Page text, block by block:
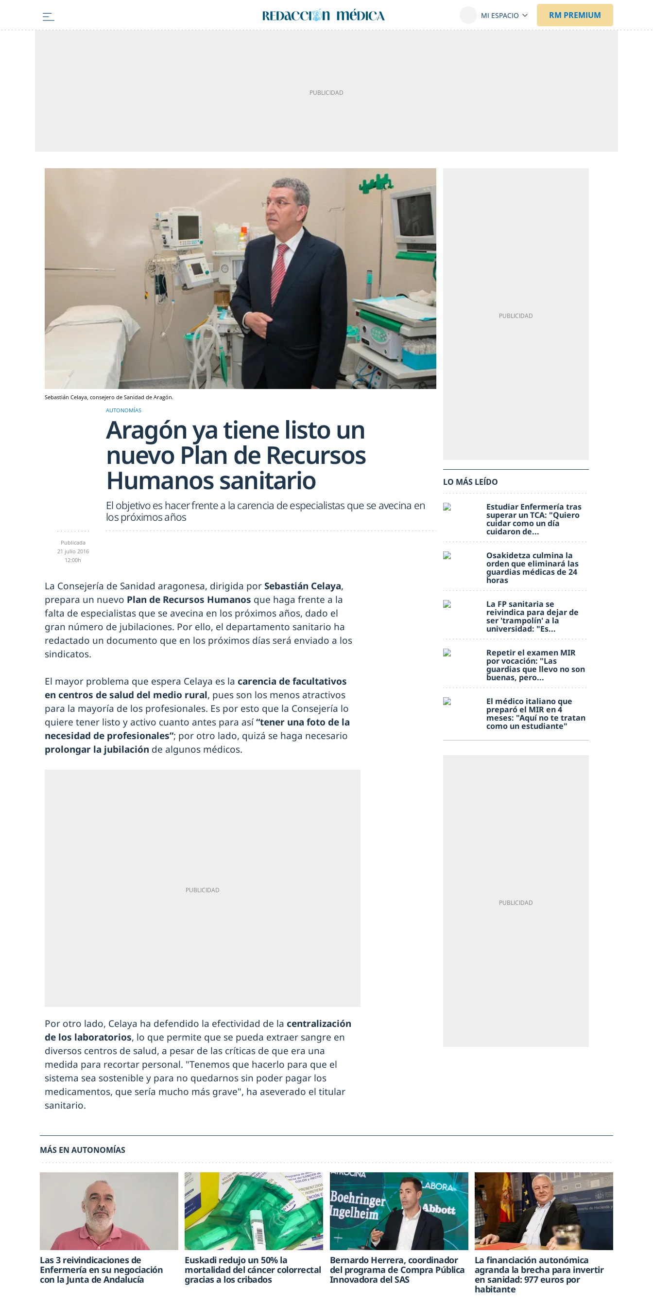
Sebastián Celaya, consejero de Sanidad de Aragón.
AUTONOMÍAS
Aragón ya tiene listo un
nuevo Plan de Recursos
Humanos sanitario
El objetivo es hacer frente a la carencia de especialistas que se avecina en
los próximos años
Publicada
21 julio 2016
12:00h
La Consejería de Sanidad aragonesa, dirigida porSebastián Celaya,
prepara un nuevo Plan de Recursos Humanos que haga frente a la
falta de especialistas que se avecina en los próximos años, dado el
gran número de jubilaciones. Por ello, el departamento sanitario ha
redactado un documento que en los próximos días será enviado a los
sindicatos.
El mayor problema que espera Celaya es la carencia de facultativos
en centros de salud del medio rural, pues son los menos atractivos
para la mayoría de los profesionales. Es por esto que la Consejería lo
quiere tener listo y activo cuanto antes para así“tener una foto de la
necesidad de profesionales”; por otro lado, quizá se haga necesario
prolongar la jubilación de algunos médicos.
Por otro lado, Celaya ha defendido la efectividad de la centralización
de los laboratorios, lo que permite que se pueda extraer sangre en
diversos centros de salud, a pesar de las críticas de que era una
medida para recortar personal. "Tenemos que hacerlo para que el
sistema sea sostenible y para no quedarnos sin poder pagar los
medicamentos, que sería mucho más grave", ha aseverado el titular
sanitario.
LO MÁS LEÍDO
Estudiar Enfermería tras
superar un TCA: "Quiero
cuidar como un día
cuidaron de...
Osakidetza culmina la
orden que eliminará las
guardias médicas de 24
horas
La FP sanitaria se
reivindica para dejar de
ser 'trampolín' a la
universidad: "Es...
Repetir el examen MIR
por vocación: "Las
guardias que llevo no son
buenas, pero...
El médico italiano que
preparó el MIR en 4
meses: "Aquí no te tratan
como un estudiante"
MÁS EN AUTONOMÍAS
Las 3 reivindicaciones de
Enfermería en su negociación
con la Junta de Andalucía
Euskadi redujo un 50% la
mortalidad del cáncer colorrectal
gracias a los cribados
Bernardo Herrera, coordinador
del programa de Compra Pública
Innovadora del SAS
La financiación autonómica
agranda la brecha para invertir
en sanidad: 977 euros por
habitante